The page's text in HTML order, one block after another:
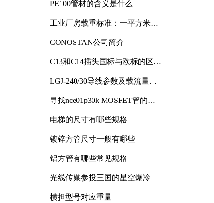
PE100管材的含义是什么
工业厂房载重标准：一平方米能
CONOSTAN公司简介
C13和C14插头国标与欧标的区别
LGJ-240/30导线参数及载流量解
寻找nce01p30k MOSFET管的合
电梯的尺寸有哪些规格
镀锌方管尺寸一般有哪些
铝方管有哪些常见规格
光线传媒参投三国的星空爆冷
横担型号对应重量